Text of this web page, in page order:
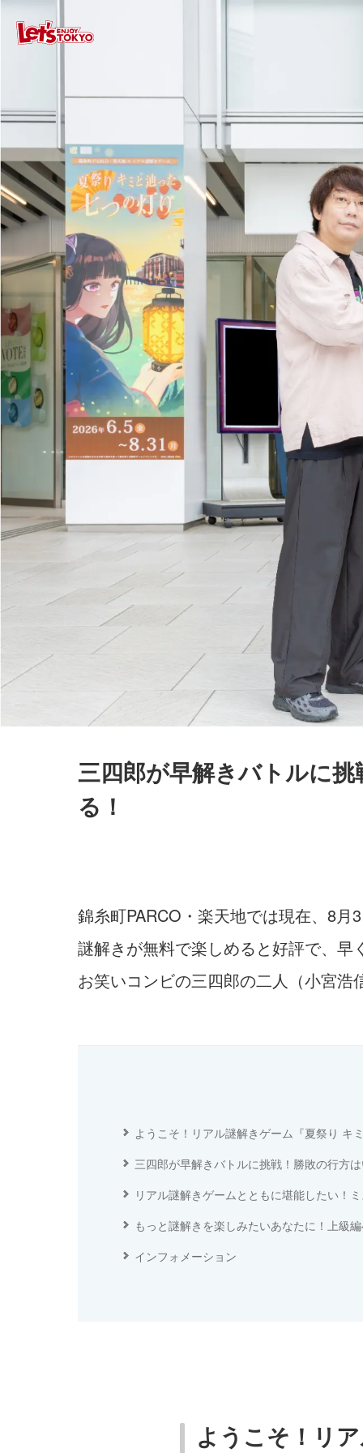
三四郎が早解きバトルに
る！
錦糸町PARCO・楽天地では現在、8
謎解きが無料で楽しめると好評で、
お笑いコンビの三四郎の二人（小宮
ようこそ！リアル謎解きゲーム『夏祭り キ
三四郎が早解きバトルに挑戦！勝敗の行
リアル謎解きゲームとともに堪能したい！
もっと謎解きを楽しみたいあなたに！上級
インフォメーション
ようこそ！リ